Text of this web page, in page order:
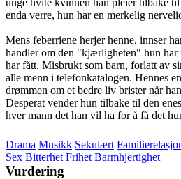
enda verre, hun har en merkelig
Mens feberriene herjer henne, innser
handler om den "kjærligheten" hun har
har fått. Misbrukt som barn, forlatt av
alle menn i telefonkatalogen. Hennes
drømmen om et bedre liv brister når
Desperat vender hun tilbake til den
hver mann det han vil ha for å få det
Drama Musikk Sekulært
Sex Bitterhet Frihet Barmhjertighet
Vurdering